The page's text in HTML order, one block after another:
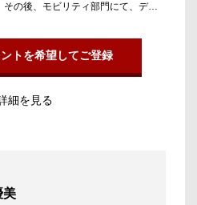
の後、モビリティ部門にて、ディ
通して一人ひとりと真剣に向き合
さを感じ、人材業界に転身するこ
き合うことができるエージェント
産金融、グローバルマーケッツ、
けでなく、スタートアップ企業や
ロープのネットワークと高い専門
ったポジションをご提案。
トを希望してご登録
細を見る
美